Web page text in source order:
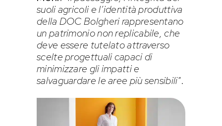
suoli agricoli e l’identità produttiva
della DOC Bolgheri rappresentano
un patrimonio non replicabile, che
deve essere tutelato attraverso
scelte progettuali capaci di
minimizzare gli impatti e
salvaguardare le aree più sensibili”.